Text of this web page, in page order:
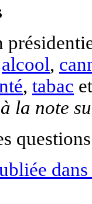
alcool,
, tabac
la note